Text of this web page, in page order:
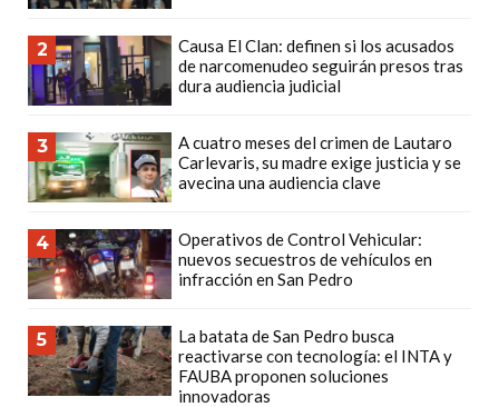
POR
WHATSAPP:
LA
GUÍA
DEFINITIVA
PARA
Y
DELIVERIES
UNA
TIENDA
ONLINE:
2
Causa El Clan: definen si los acusados
de narcomenudeo seguirán presos tras
dura audiencia judicial
3
A cuatro meses del crimen de Lautaro
Carlevaris, su madre exige justicia y se
avecina una audiencia clave
4
Operativos de Control Vehicular:
nuevos secuestros de vehículos en
infracción en San Pedro
5
La batata de San Pedro busca
reactivarse con tecnología: el INTA y
FAUBA proponen soluciones
innovadoras